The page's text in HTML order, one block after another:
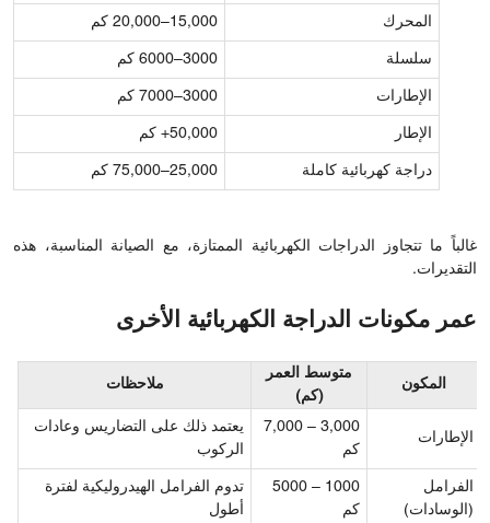
المحرك 15,000–20,000 كم
سلسلة 3000–6000 كم
الإطارات 3000–7000 كم
الإطار 50,000+ كم
دراجة كهربائية كاملة 25,000–75,000 كم
غالباً ما تتجاوز الدراجات الكهربائية الممتازة، مع الصيانة المناسبة، هذه
التقديرات.
عمر مكونات الدراجة الكهربائية الأخرى
المكون
متوسط ​​العمر
(كم)
ملاحظات
الإطارات
3,000 – 7,000
كم
يعتمد ذلك على التضاريس وعادات
الركوب
الفرامل
(الوسادات)
1000 – 5000
كم
تدوم الفرامل الهيدروليكية لفترة
أطول